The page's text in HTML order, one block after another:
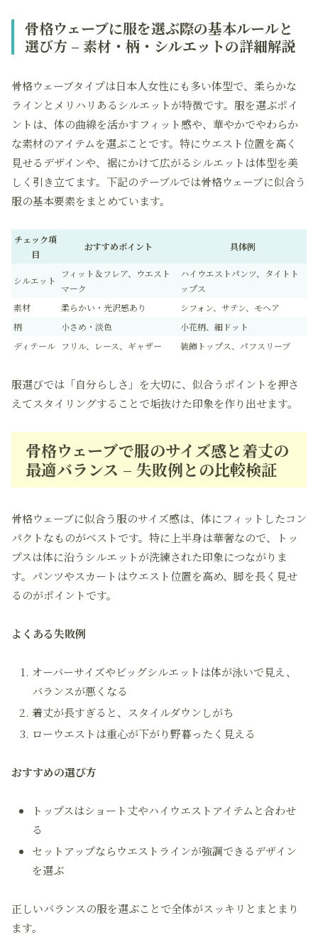
骨格ウェーブに服を選ぶ際の基本ルールと
選び方 – 素材・柄・シルエットの詳細解説
骨格ウェーブタイプは日本人女性にも多い体型で、柔らかな
ラインとメリハリあるシルエットが特徴です。服を選ぶポイ
ントは、体の曲線を活かすフィット感や、華やかでやわらか
な素材のアイテムを選ぶことです。特にウエスト位置を高く
見せるデザインや、裾にかけて広がるシルエットは体型を美
しく引き立てます。下記のテーブルでは骨格ウェーブに似合う
服の基本要素をまとめています。
チェック項
目
おすすめポイント 具体例
シルエット
フィット＆フレア、ウエスト
マーク
ハイウエストパンツ、タイトト
ップス
素材
柔らかい・光沢感あり
シフォン、サテン、モヘア
柄
小さめ・淡色
小花柄、細ドット
ディテール フリル、レース、ギャザー 装飾トップス、パフスリーブ
服選びでは「自分らしさ」を大切に、似合うポイントを押さ
えてスタイリングすることで垢抜けた印象を作り出せます。
骨格ウェーブで服のサイズ感と着丈の
最適バランス – 失敗例との比較検証
骨格ウェーブに似合う服のサイズ感は、体にフィットしたコン
パクトなものがベストです。特に上半身は華奢なので、トッ
プスは体に沿うシルエットが洗練された印象につながりま
す。パンツやスカートはウエスト位置を高め、脚を長く見せ
るのがポイントです。
よくある失敗例
オーバーサイズやビッグシルエットは体が泳いで見え、
バランスが悪くなる
着丈が長すぎると、スタイルダウンしがち
ローウエストは重心が下がり野暮ったく見える
おすすめの選び方
トップスはショート丈やハイウエストアイテムと合わせ
る
セットアップならウエストラインが強調できるデザイン
を選ぶ
正しいバランスの服を選ぶことで全体がスッキリとまとまり
ます。